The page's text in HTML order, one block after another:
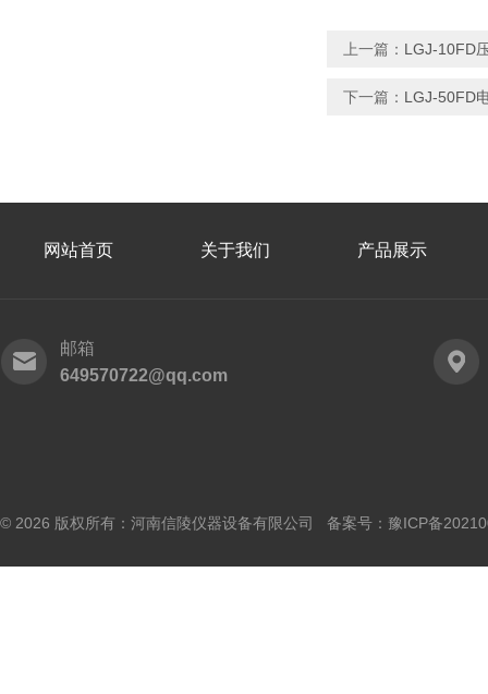
上一篇： LGJ-10FD
下一篇： LGJ-50FD
网站首页 关于我们 产品展示
邮箱
649570722@qq.com
© 2026 版权所有：河南信陵仪器设备有限公司 备案号： 豫ICP备